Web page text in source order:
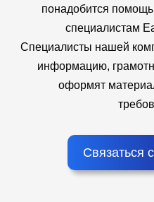
понадобится
специалистам
Специалисты нашей
информацию,
оформят
Связаться